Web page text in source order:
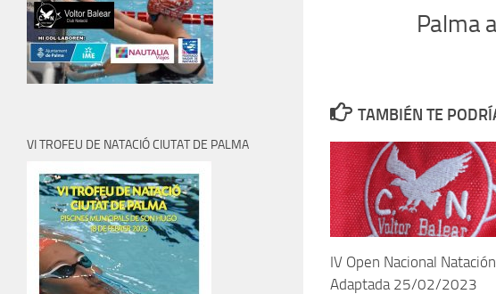
Palma
TAMBIÉN TE
IV Open Nacional Natación
Adaptada 25/02/2023
VI TROFEU DE NATACIÓ CIUTAT DE PALMA